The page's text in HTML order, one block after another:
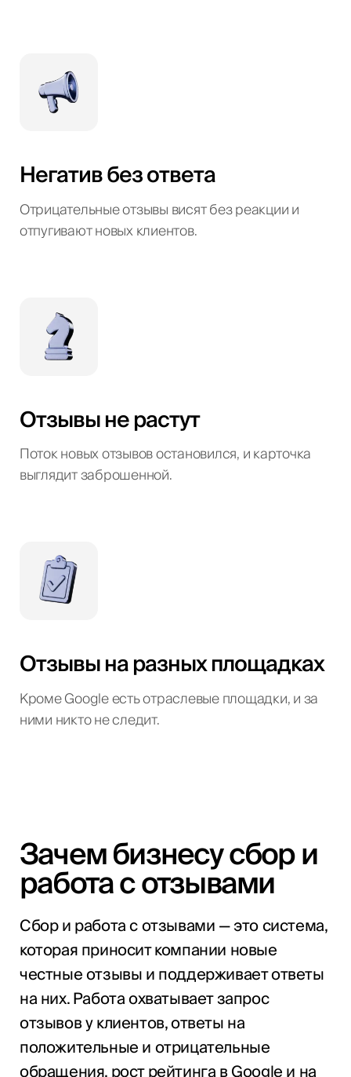
Негатив без ответа
Отрицательные отзывы висят без реакции и
отпугивают новых клиентов.
Отзывы не растут
Поток новых отзывов остановился, и карточка
выглядит заброшенной.
Отзывы на разных площадках
Кроме Google есть отраслевые площадки, и за
ними никто не следит.
Зачем бизнесу сбор и
работа с отзывами
Сбор и работа с отзывами — это система,
которая приносит компании новые
честные отзывы и поддерживает ответы
на них. Работа охватывает запрос
отзывов у клиентов, ответы на
положительные и отрицательные